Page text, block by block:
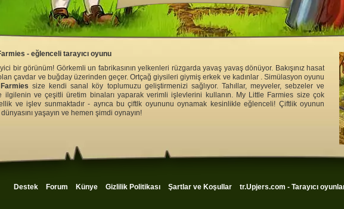
Destek Forum Künye Gizlilik Politikası Şartlar ve Koşullar tr.Upjers.com - Tarayıcı
- eğlenceli tarayıcı oyunu
bir görünüm! Görkemli un fabrikasının yelkenleri rüzgarda yavaş yavaş dönüyor. Bakışınız hasat
çavdar ve buğday üzerinden geçer. Ortçağ giysileri giymiş erkek ve kadınlar . Simülasyon oyunu
size kendi sanal köy toplumuzu geliştirmenizi sağlıyor. Tahıllar, meyveler, sebzeler ve
ilgilenin ve çeşitli üretim binaları yaparak verimli işlevlerini kullanın. My Little Farmies size çok
ve işlev sunmaktadır - ayrıca bu çiftlk oyununu oynamak kesinlikle eğlenceli! Çiftlik oyunun
yaşayın ve hemen şimdi oynayın!